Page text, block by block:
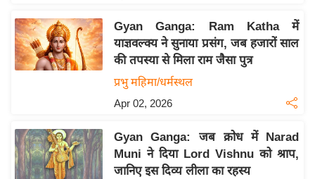
प
र
मि
बे
मि
सा
Gyan Ganga: Ram Katha में
याज्ञवल्क्य ने सुनाया प्रसंग, जब हजारों साल
की तपस्या से मिला राम जैसा पुत्र
प्रभु महिमा/धर्मस्थल
Apr 02, 2026
Gyan Ganga: जब क्रोध में Narad
Muni ने दिया Lord Vishnu को श्राप,
जानिए इस दिव्य लीला का रहस्य